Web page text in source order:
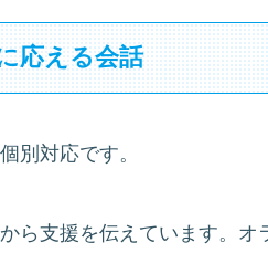
応える会話
別対応です。
ら支援を伝えています。オ